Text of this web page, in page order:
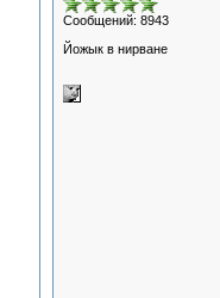
Сообщений: 8943
Йожык в нирване